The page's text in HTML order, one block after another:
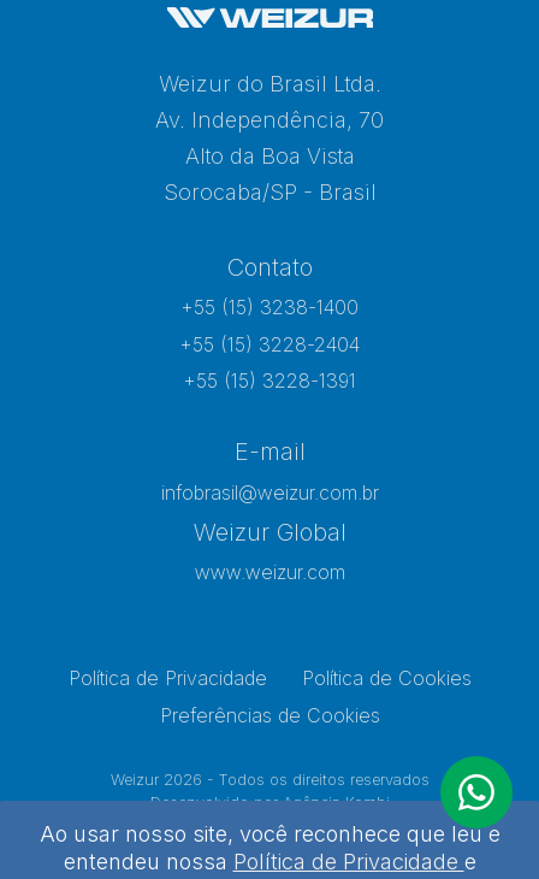
Weizur do Brasil Ltda.
Av. Independência, 70
Alto da Boa Vista
Sorocaba/SP - Brasil
Contato
+55 (15) 3238-1400
+55 (15) 3228-2404
+55 (15) 3228-1391
E-mail
infobrasil@weizur.com.br
Weizur Global
www.weizur.com
Política de Privacidade
Política de Cookies
Preferências de Cookies
Weizur 2026 - Todos os direitos reservados
Desenvolvido porAgência Kombi
Ao usar nosso site, você reconhece que leu e
entendeu nossa Política de Privacidade e